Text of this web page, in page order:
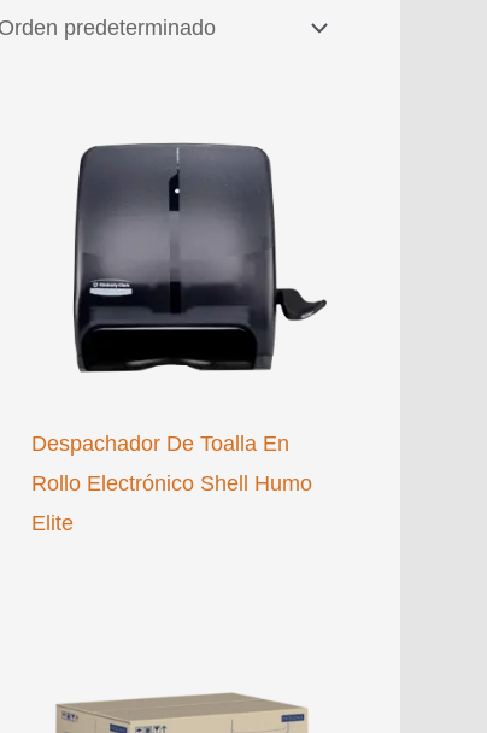
Despachador De Toalla En
Rollo Electrónico Shell Humo
Elite